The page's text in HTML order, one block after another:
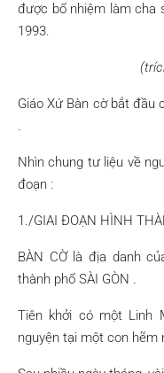
được bổ nhiệm làm cha
1993.
Giáo Xứ Bàn cờ bắt đầu
.
Nhìn chung tư liệu về
đoạn :
1./GIAI ĐOẠN HÌNH
BÀN CỜ là địa danh
thành phố SÀI GÒN .
Tiên khởi có một Linh
nguyện tại một con hẽm